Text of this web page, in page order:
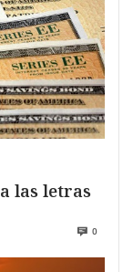
las letras
0